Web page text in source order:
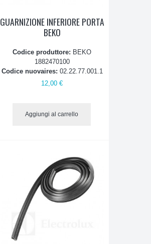
GUARNIZIONE INFERIORE PORTA
BEKO
Codice produttore: BEKO
1882470100
Codice nuovaires: 02.22.77.001.1
12,00 €
Aggiungi al carrello